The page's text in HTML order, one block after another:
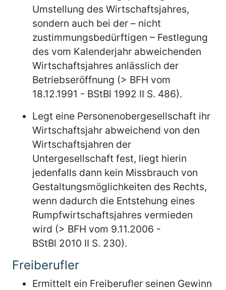
Umstellung des Wirtschaftsjahres,
sondern auch bei der – nicht
zustimmungsbedürftigen – Festlegung
des vom Kalenderjahr abweichenden
Wirtschaftsjahres anlässlich der
Betriebseröffnung (> BFH vom
18.12.1991 - BStBl 1992 II S. 486).
Legt eine Personenobergesellschaft ihr
Wirtschaftsjahr abweichend von den
Wirtschaftsjahren der
Untergesellschaft fest, liegt hierin
jedenfalls dann kein Missbrauch von
Gestaltungsmöglichkeiten des Rechts,
wenn dadurch die Entstehung eines
Rumpfwirtschaftsjahres vermieden
wird (> BFH vom 9.11.2006 -
BStBl 2010 II S. 230).
Freiberufler
Ermittelt ein Freiberufler seinen Gewinn